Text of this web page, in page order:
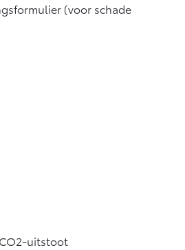
(voor schade
uitstoot